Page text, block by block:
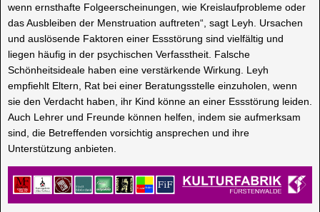
wenn ernsthafte Folgeerscheinungen, wie Kreislaufprobleme oder
das Ausbleiben der Menstruation auftreten“, sagt Leyh. Ursachen
und auslösende Faktoren einer Essstörung sind vielfältig und
liegen häufig in der psychischen Verfasstheit. Falsche
Schönheitsideale haben eine verstärkende Wirkung. Leyh
empfiehlt Eltern, Rat bei einer Beratungsstelle einzuholen, wenn
sie den Verdacht haben, ihr Kind könne an einer Essstörung leiden.
Auch Lehrer und Freunde können helfen, indem sie aufmerksam
sind, die Betreffenden vorsichtig ansprechen und ihre
Unterstützung anbieten.